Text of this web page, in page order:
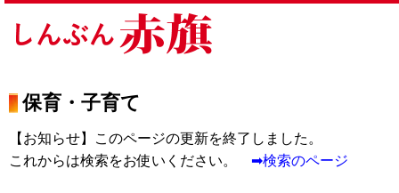
保育・子育て
【お知らせ】このページの更新を終了しました。
これからは検索をお使いください。 ➡検索のページ